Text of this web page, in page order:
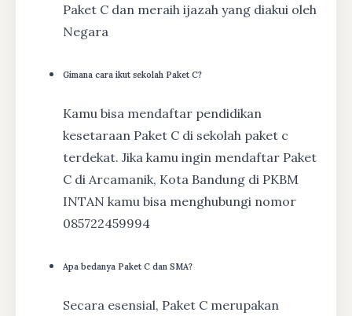
Paket C dan meraih ijazah yang diakui oleh
Negara
Gimana cara ikut sekolah Paket C?
Kamu bisa mendaftar pendidikan
kesetaraan Paket C di sekolah paket c
terdekat. Jika kamu ingin mendaftar Paket
C di Arcamanik, Kota Bandung di PKBM
INTAN kamu bisa menghubungi nomor
085722459994
Apa bedanya Paket C dan SMA?
Secara esensial, Paket C merupakan